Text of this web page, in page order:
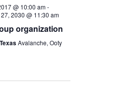
@ 10:00 am-
2030 @ 11:30 am
organization
Avalanche, Ooty